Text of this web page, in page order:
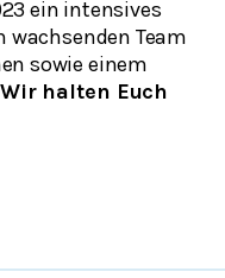
ein intensives
Team
sowie einem
Wir halten Euch